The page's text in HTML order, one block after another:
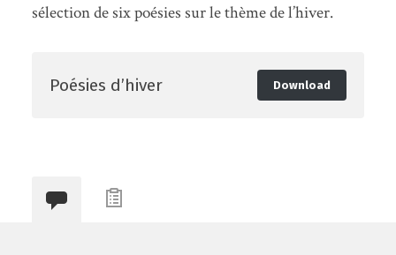
sélection de six poésies sur le thème de l’hiver.
Poésies d’hiver Download